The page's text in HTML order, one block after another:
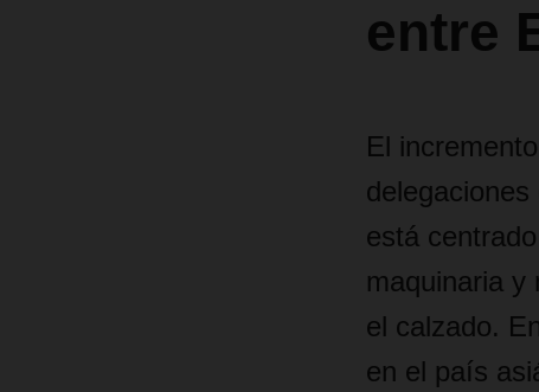
entre
El
está
maquinaria y
el calzado.
en el país